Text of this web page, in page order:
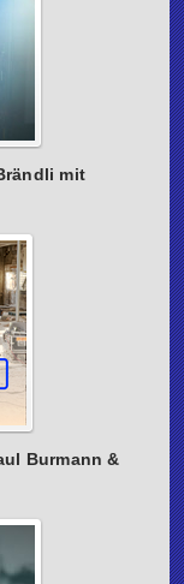
mit
Burmann &